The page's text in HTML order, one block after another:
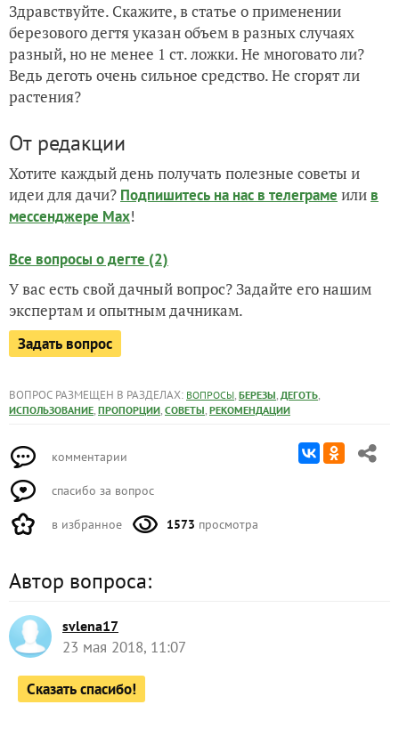
Здравствуйте. Скажите, в статье о применении
березового дегтя указан объем в разных случаях
разный, но не менее 1 ст. ложки. Не многовато ли?
Ведь деготь очень сильное средство. Не сгорят ли
растения?
От редакции
Хотите каждый день получать полезные советы и
идеи для дачи? Подпишитесь на нас в телеграме или в
мессенджере Max!
Все вопросы о дегте (2)
У вас есть свой дачный вопрос? Задайте его нашим
экспертам и опытным дачникам.
Задать вопрос
ВОПРОС РАЗМЕЩЕН В РАЗДЕЛАХ: ВОПРОСЫ, БЕРЕЗЫ, ДЕГОТЬ,
ИСПОЛЬЗОВАНИЕ, ПРОПОРЦИИ, СОВЕТЫ, РЕКОМЕНДАЦИИ
комментарии
спасибо за вопрос
в избранное 1573 просмотра
Автор вопроса:
svlena17
23 мая 2018, 11:07
Сказать спасибо!